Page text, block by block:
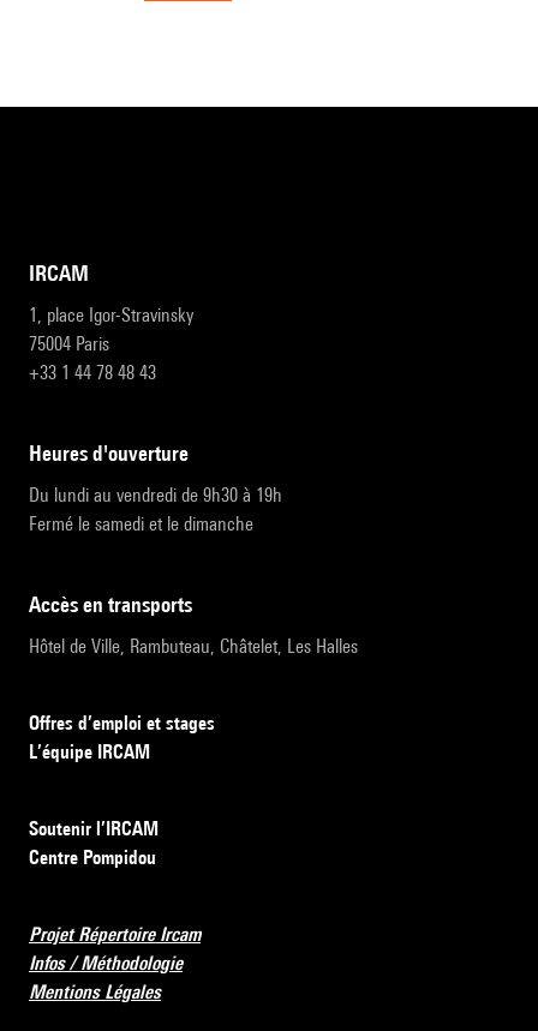
IRCAM
1, place Igor-Stravinsky
75004 Paris
+33 1 44 78 48 43
heures d'ouverture
Du lundi au vendredi de 9h30 à 19h
Fermé le samedi et le dimanche
accès en transports
Hôtel de Ville, Rambuteau, Châtelet, Les Halles
Offres d’emploi et stages
L’équipe IRCAM
Soutenir l’IRCAM
Centre Pompidou
Projet Répertoire Ircam
Infos / Méthodologie
Mentions Légales